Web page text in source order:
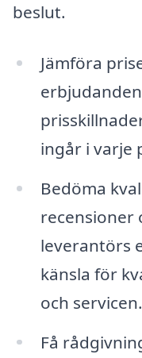
beslut.
Jämföra
ingår i varje
Bedöma
recensioner
leverantörs
känsla för
och servicen.
Få